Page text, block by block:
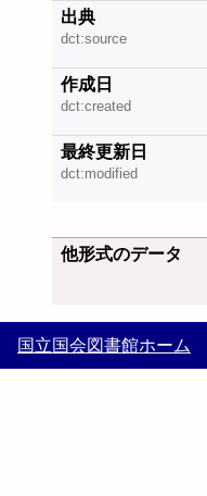
出典
dct:source
作成日
dct:created
最終更新日
dct:modified
他形式のデータ
国立国会図書館ホーム